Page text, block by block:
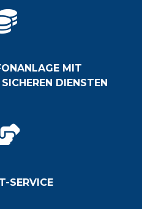
MIT
DIENSTEN
SERVICE